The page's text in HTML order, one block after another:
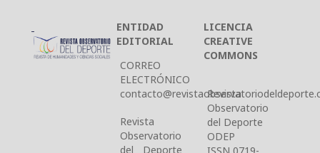
ENTIDAD
EDITORIAL
CORREO
ELECTRÓNICO
Revista
Observatorio
del Deporte
LICENCIA
CREATIVE
COMMONS
Revista
Observatorio
del Deporte
ODEP